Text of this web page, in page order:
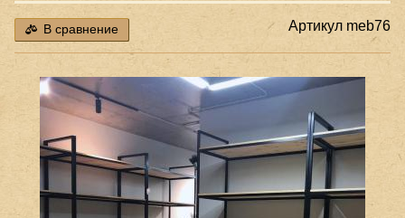
В сравнение Артикул meb76